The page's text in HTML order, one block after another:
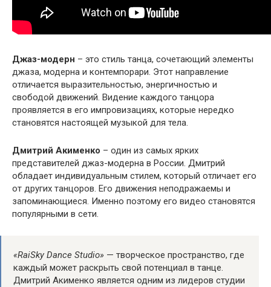
Джаз-модерн – это стиль танца, сочетающий элементы
джаза, модерна и контемпорари. Этот направление
отличается выразительностью, энергичностью и
свободой движений. Видение каждого танцора
проявляется в его импровизациях, которые нередко
становятся настоящей музыкой для тела.
Дмитрий Акименко – один из самых ярких
представителей джаз-модерна в России. Дмитрий
обладает индивидуальным стилем, который отличает его
от других танцоров. Его движения неподражаемы и
запоминающиеся. Именно поэтому его видео становятся
популярными в сети.
«RaiSky Dance Studio» — творческое пространство, где
каждый может раскрыть свой потенциал в танце.
Дмитрий Акименко является одним из лидеров студии